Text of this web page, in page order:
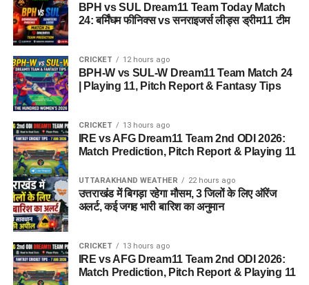
BPH vs SUL Dream11 Team Today Match
24: बर्मिंघम फीनिक्स vs सनराइजर्स लीड्स ड्रीम11 टीम
CRICKET 12 hours ago
BPH-W vs SUL-W Dream11 Team Match 24
| Playing 11, Pitch Report & Fantasy Tips
CRICKET 13 hours ago
IRE vs AFG Dream11 Team 2nd ODI 2026:
Match Prediction, Pitch Report & Playing 11
UTTARAKHAND WEATHER 22 hours ago
उत्तराखंड में बिगड़ा रहेगा मौसम, 3 जिलों के लिए ऑरेंज
अलर्ट, कई जगह भारी बारिश का अनुमान
CRICKET 13 hours ago
IRE vs AFG Dream11 Team 2nd ODI 2026:
Match Prediction, Pitch Report & Playing 11